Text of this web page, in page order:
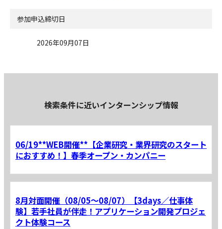
参加申込締切日
2026年09月07日
検索条件に近いインターンシップ情報
06/19**WEB開催**【企業研究・業界研究のスタート
におすすめ！】春季オープン・カンパニー
8月対面開催（08/05～08/07）【3days／仕事体
験】若手社員が伴走！アプリケーション開発プロジェ
クト体験コース